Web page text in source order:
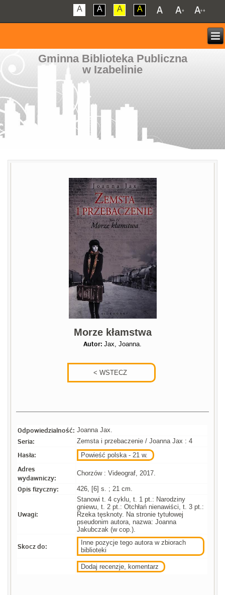
A A A A
Gminna Biblioteka Publiczna
w Izabelinie
Morze kłamstwa
Autor: Jax, Joanna.
Odpowiedzialność: Joanna Jax.
Seria: Zemsta i przebaczenie / Joanna Jax : 4
Hasła: Powieść polska - 21 w.
Adres
wydawniczy:
Chorzów : Videograf, 2017.
Opis fizyczny: 426, [6] s. ; 21 cm.
Uwagi:
Stanowi t. 4 cyklu, t. 1 pt.: Narodziny
gniewu, t. 2 pt.: Otchłań nienawiści, t. 3 pt.:
Rzeka tęsknoty. Na stronie tytułowej
pseudonim autora, nazwa: Joanna
Jakubczak (w cop.).
Skocz do:
Inne pozycje tego autora w zbiorach
biblioteki
Dodaj recenzje, komentarz